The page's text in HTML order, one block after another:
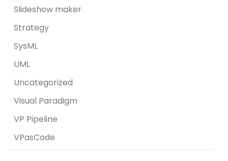
Slideshow maker
Strategy
SysML
UML
Uncategorized
Visual Paradigm
VP Pipeline
VPasCode